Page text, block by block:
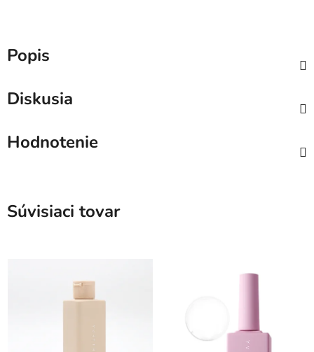
Popis
Diskusia
Hodnotenie
Súvisiaci tovar